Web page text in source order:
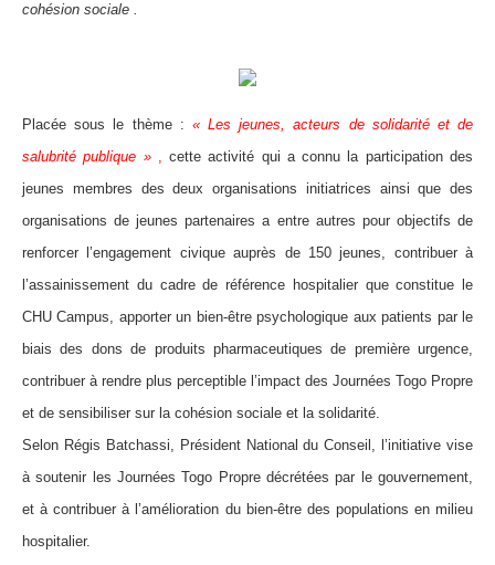
cohésion sociale .
Placée sous le thème : « Les jeunes, acteurs de solidarité et de
salubrité publique », cette activité qui a connu la participation des
jeunes membres des deux organisations initiatrices ainsi que des
organisations de jeunes partenaires a entre autres pour objectifs de
renforcer l’engagement civique auprès de 150 jeunes, contribuer à
l’assainissement du cadre de référence hospitalier que constitue le
CHU Campus, apporter un bien-être psychologique aux patients par le
biais des dons de produits pharmaceutiques de première urgence,
contribuer à rendre plus perceptible l’impact des Journées Togo Propre
et de sensibiliser sur la cohésion sociale et la solidarité.
Selon Régis Batchassi, Président National du Conseil, l’initiative vise
à soutenir les Journées Togo Propre décrétées par le gouvernement,
et à contribuer à l’amélioration du bien-être des populations en milieu
hospitalier.